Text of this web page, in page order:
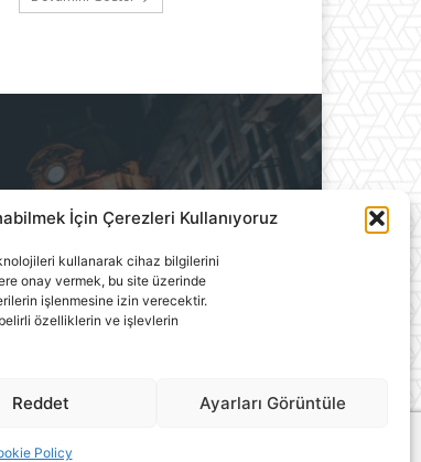
İçin Çerezleri Kullanıyoruz
kullanarak cihaz bilgilerini
onay vermek, bu site üzerinde
işlenmesine izin verecektir.
özelliklerin ve işlevlerin
Reddet Ayarları Görüntüle
Policy
aittir. Hiçbir